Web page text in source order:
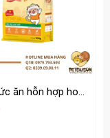
Alo-Thức ăn hỗn hợp hoàn chỉnh và cân bằng dinh dưỡng cho Mèo